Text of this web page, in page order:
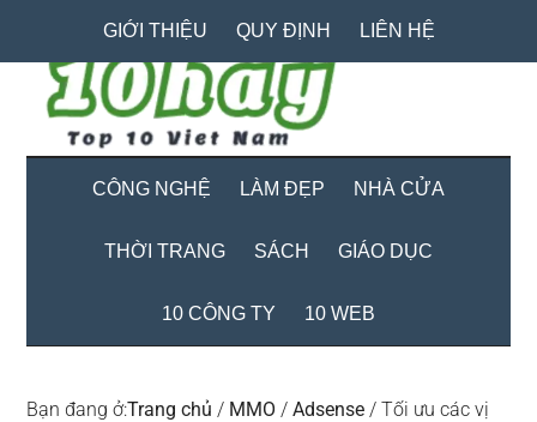
content
secondary
menu
primary
sidebar
GIỚI THIỆU QUY ĐỊNH LIÊN HỆ
CÔNG NGHỆ LÀM ĐẸP NHÀ CỬA
THỜI TRANG SÁCH GIÁO DỤC
10 CÔNG TY 10 WEB
Bạn đang ở:Trang chủ / MMO / Adsense / Tối ưu các vị